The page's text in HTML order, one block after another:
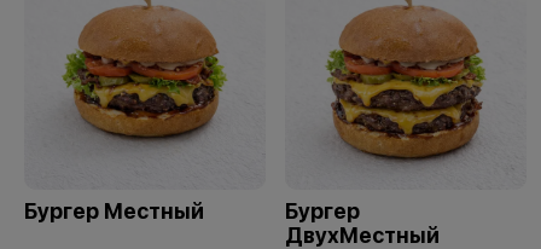
Бургер Местный
Бургер
ДвухМестный